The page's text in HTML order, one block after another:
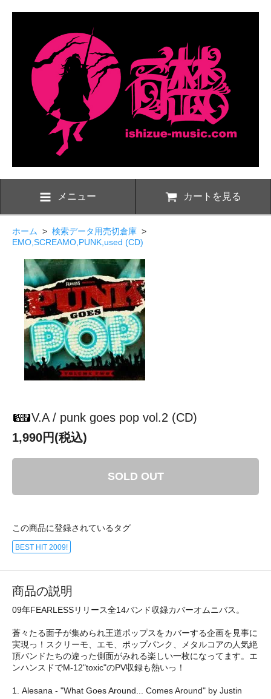
メニュー カートを見る
ホーム > 検索データ用売切倉庫 >
EMO,SCREAMO,PUNK,used (CD)
V.A / punk goes pop vol.2 (CD)
1,990円(税込)
SOLD OUT
この商品に登録されているタグ
BEST HIT 2009!
商品の説明
09年FEARLESSリリース全14バンド収録カバーオムニバス。
蒼々たる面子が集められ王道ポップスをカバーする企画を見事に
実現っ！スクリーモ、エモ、ポップパンク、メタルコアの人気絶
頂バンドたちの違った側面がみれる楽しい一枚になってます。エ
ンハンスドでM-12"toxic"のPV収録も熱いっ！
1. Alesana - "What Goes Around... Comes Around" by Justin